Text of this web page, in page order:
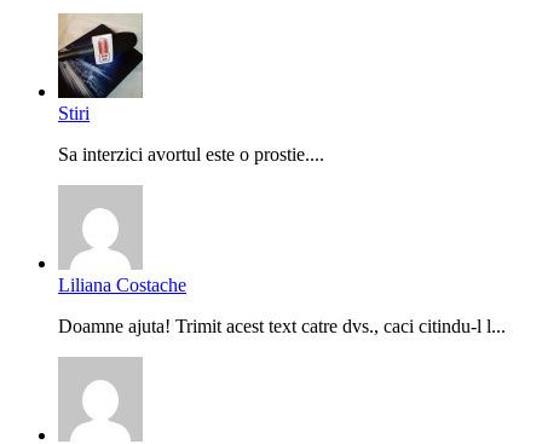
Stiri
Sa interzici avortul este o prostie....
Liliana Costache
Doamne ajuta! Trimit acest text catre dvs., caci citindu-l l...